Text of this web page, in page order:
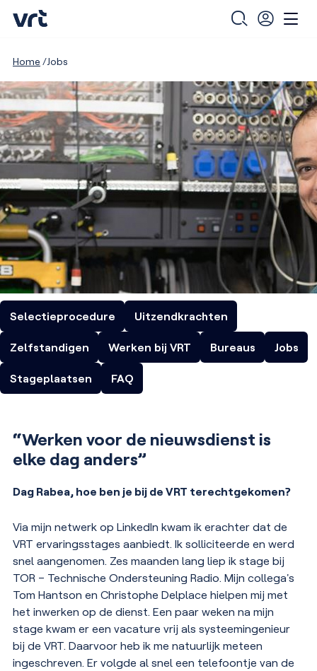
Home Jobs
Selectieprocedure Uitzendkrachten
Zelfstandigen Werken bij VRT Bureaus Jobs
Stageplaatsen FAQ
“Werken voor de nieuwsdienst is
elke dag anders”
Dag Rabea, hoe ben je bij de VRT terechtgekomen?
Via mijn netwerk op LinkedIn kwam ik erachter dat de
VRT ervaringsstages aanbiedt. Ik solliciteerde en werd
snel aangenomen. Zes maanden lang liep ik stage bij
TOR – Technische Ondersteuning Radio. Mijn collega's
Tom Hantson en Christophe Delplace hielpen mij met
het inwerken op de dienst. Een paar weken na mijn
stage kwam er een vacature vrij als systeemingenieur
bij de VRT. Daarvoor heb ik me natuurlijk meteen
ingeschreven. Er volgde al snel een telefoontje van de